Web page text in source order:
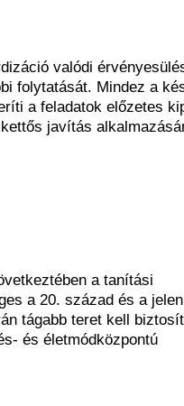
valódi
folytatását. Mindez a
a feladatok előzetes
javítás
a tanítási
a 20. század és a
tágabb teret kell
és életmódközpontú